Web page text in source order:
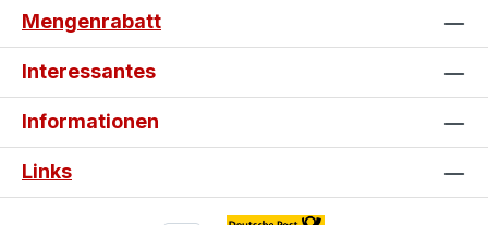
Mengenrabatt
Interessantes
Informationen
Links